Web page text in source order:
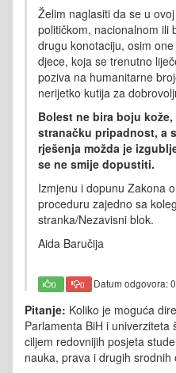
Želim naglasiti da se u
političkom, nacionalnom ili
drugu konotaciju, osim
djece, koja se trenutno
poziva na humanitarne
nerijetko kutija za
Bolest ne bira boju
stranačku pripadnost, a
rješenja možda je
se ne smije dopustiti.
Izmjenu i dopunu Zakona
proceduru zajedno sa
stranka/Nezavisni blok.
Aida Baručija
0 0 Datum odgovora:
Pitanje: Koliko je moguća
Parlamenta BiH i univerziteta
ciljem redovnijih posjeta
nauka, prava i drugih srodnih